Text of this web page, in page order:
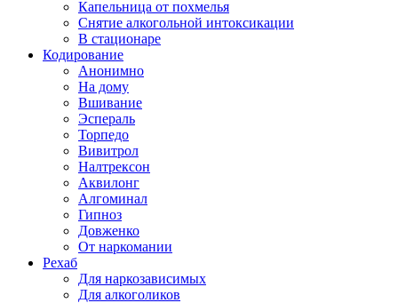
Капельница от похмелья
Снятие алкогольной интоксикации
В стационаре
Кодирование
Анонимно
На дому
Вшивание
Эспераль
Торпедо
Вивитрол
Налтрексон
Аквилонг
Алгоминал
Гипноз
Довженко
От наркомании
Рехаб
Для наркозависимых
Для алкоголиков